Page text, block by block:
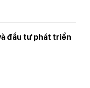
đầu tư phát triển